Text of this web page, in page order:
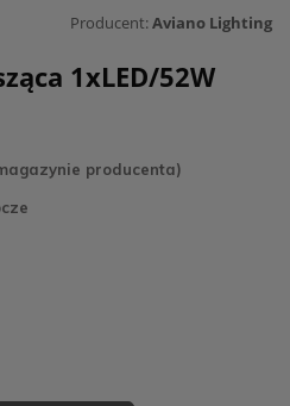
Producent:Aviano Lighting
1xLED/52W
producenta)